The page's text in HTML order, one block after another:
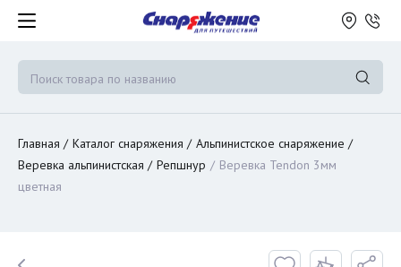
Главная Каталог снаряжения
Альпинистское снаряжение
Веревка альпинистская
Репшнур
Веревка Tendon 3мм
цветная